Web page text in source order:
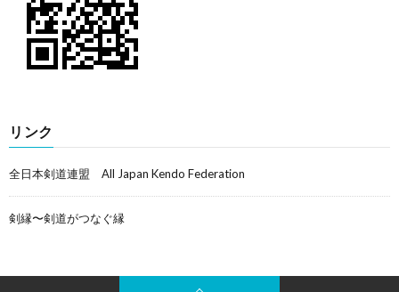
リンク
全日本剣道連盟 All Japan Kendo Federation
剣縁〜剣道がつなぐ縁